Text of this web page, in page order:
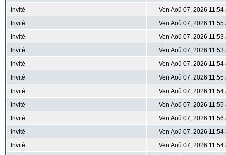
Invité
Ven Aoû 07, 2026 11:54
Invité
Ven Aoû 07, 2026 11:55
Invité
Ven Aoû 07, 2026 11:53
Invité
Ven Aoû 07, 2026 11:53
Invité
Ven Aoû 07, 2026 11:54
Invité
Ven Aoû 07, 2026 11:55
Invité
Ven Aoû 07, 2026 11:54
Invité
Ven Aoû 07, 2026 11:55
Invité
Ven Aoû 07, 2026 11:56
Invité
Ven Aoû 07, 2026 11:54
Invité
Ven Aoû 07, 2026 11:54